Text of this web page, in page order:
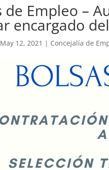
de Empleo –
encargado
May 12, 2021 | Concejalía de